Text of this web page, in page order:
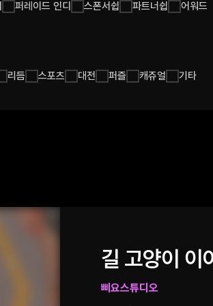
퍼레이드 인디 스폰서쉽 파트너쉽 어워드
리듬 스포츠 대전 퍼즐 캐쥬얼 기타
길 고양이 이
삐요스튜디오